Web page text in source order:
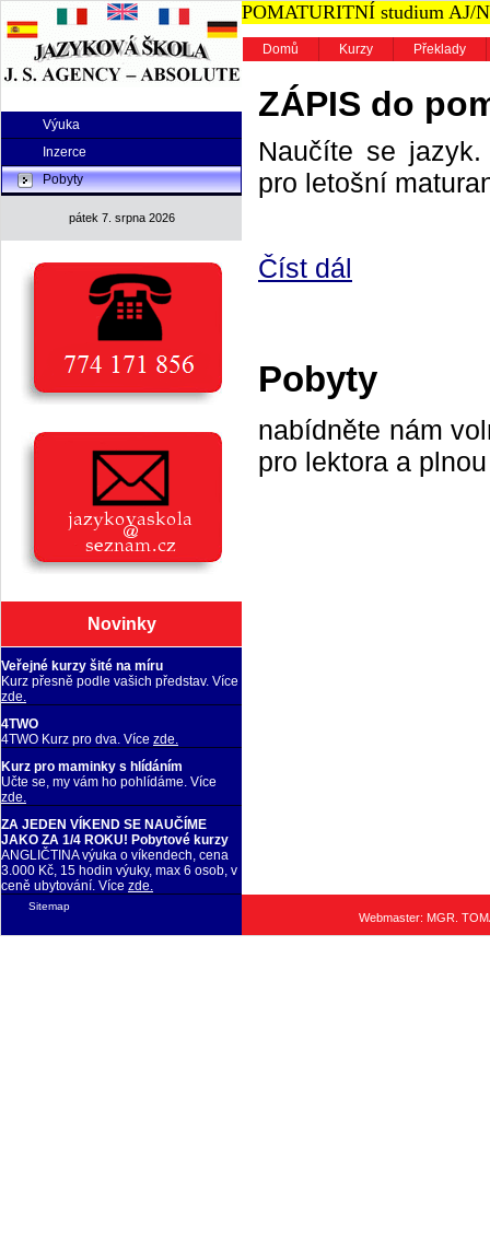
Výuka
Inzerce
Pobyty
pátek 7. srpna 2026
Novinky
Veřejné kurzy šité na míru
Kurz přesně podle vašich představ. Více
zde.
4TWO
4TWO Kurz pro dva. Více zde.
Kurz pro maminky s hlídáním
Učte se, my vám ho pohlídáme. Více
zde.
ZA JEDEN VÍKEND SE NAUČÍME
JAKO ZA 1/4 ROKU! Pobytové kurzy
ANGLIČTINA výuka o víkendech, cena
3.000 Kč, 15 hodin výuky, max 6 osob, v
ceně ubytování. Více zde.
POMATURITNÍ studium AJ/
Domů Kurzy Překlady
ZÁPIS do
Naučíte se
pro letošní
Číst dál
Pobyty
nabídněte nám
pro lektora a
Webmaster: MGR.
Sitemap